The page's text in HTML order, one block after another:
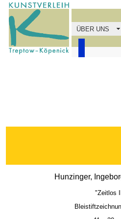
ÜBER UNS
Hunzinger,
"Zeitlos